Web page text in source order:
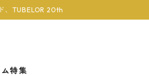
、TUBELOR 20th
特集